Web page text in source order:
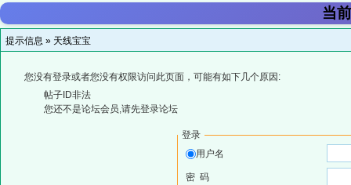
当
提示信息 » 天线宝宝
您没有登录或者您没有权限访问此页面，可能有如下几个原因:
帖子ID非法
您还不是论坛会员,请先登录论坛
登录
用户名
密 码